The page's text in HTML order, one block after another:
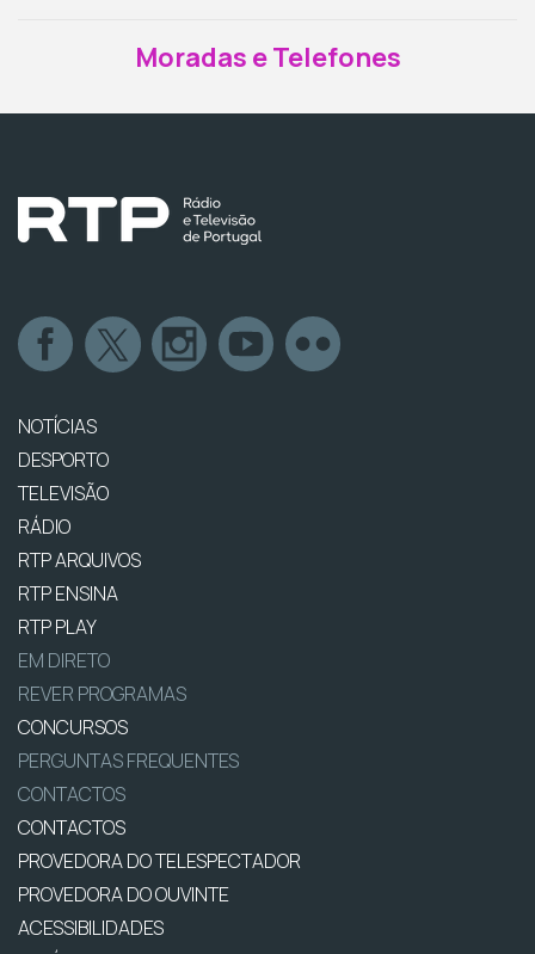
Moradas e Telefones
NOTÍCIAS
DESPORTO
TELEVISÃO
RÁDIO
RTP ARQUIVOS
RTP ENSINA
RTP PLAY
EM DIRETO
REVER PROGRAMAS
CONCURSOS
PERGUNTAS FREQUENTES
CONTACTOS
CONTACTOS
PROVEDORA DO TELESPECTADOR
PROVEDORA DO OUVINTE
ACESSIBILIDADES